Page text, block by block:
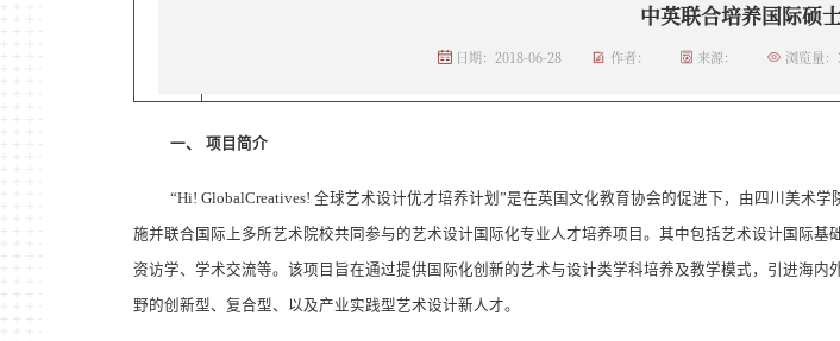
中英联合培养国际硕
日期：2018-06-28 作者： 来源： 浏览量：
一、 项目简介
“Hi! GlobalCreatives! 全球艺术设计优才培养计划 ”是在英国文化教育协会的促进下，由四川美术
施并联合国际上多所艺术院校共同参与的艺术设计国际化专业人才培养项目。其中包括艺术设计国际
资访学、学术交流等。该项目旨在通过提供国际化创新的艺术与设计类学科培养及教学模式，引进海
野的创新型、复合型、以及产业实践型艺术设计新人才。